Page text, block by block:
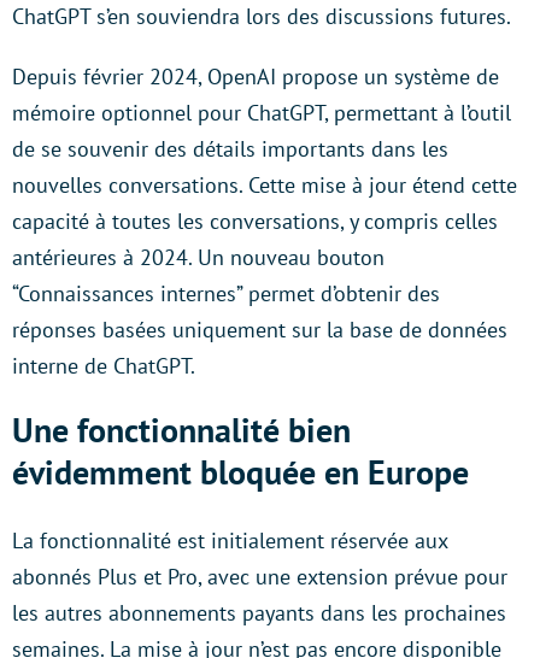
ChatGPT s’en souviendra lors des discussions futures.
Depuis février 2024, OpenAI propose un système de
mémoire optionnel pour ChatGPT, permettant à l’outil
de se souvenir des détails importants dans les
nouvelles conversations. Cette mise à jour étend cette
capacité à toutes les conversations, y compris celles
antérieures à 2024. Un nouveau bouton
“Connaissances internes” permet d’obtenir des
réponses basées uniquement sur la base de données
interne de ChatGPT.
Une fonctionnalité bien
évidemment bloquée en Europe
La fonctionnalité est initialement réservée aux
abonnés Plus et Pro, avec une extension prévue pour
les autres abonnements payants dans les prochaines
semaines. La mise à jour n’est pas encore disponible